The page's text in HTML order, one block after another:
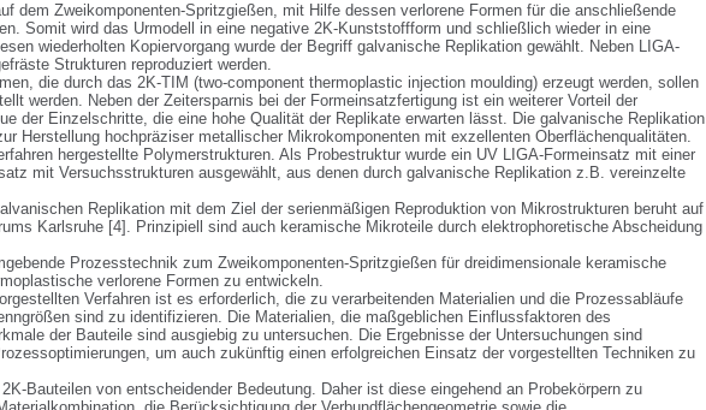
dem Zweikomponenten-Spritzgießen, mit Hilfe dessen verlorene Formen für die anschließende
Somit wird das Urmodell in eine negative 2K-Kunststoffform und schließlich wieder in eine
wiederholten Kopiervorgang wurde der Begriff galvanische Replikation gewählt. Neben LIGA-
Strukturen reproduziert werden.
die durch das 2K-TIM (two-component thermoplastic injection moulding) erzeugt werden, sollen
werden. Neben der Zeitersparnis bei der Formeinsatzfertigung ist ein weiterer Vorteil der
der Einzelschritte, die eine hohe Qualität der Replikate erwarten lässt. Die galvanische Replikation
Herstellung hochpräziser metallischer Mikrokomponenten mit exzellenten Oberflächenqualitäten.
hergestellte Polymerstrukturen. Als Probestruktur wurde ein UV LIGA-Formeinsatz mit einer
mit Versuchsstrukturen ausgewählt, aus denen durch galvanische Replikation z.B. vereinzelte
Replikation mit dem Ziel der serienmäßigen Reproduktion von Mikrostrukturen beruht auf
Karlsruhe [4]. Prinzipiell sind auch keramische Mikroteile durch elektrophoretische Abscheidung
Prozesstechnik zum Zweikomponenten-Spritzgießen für dreidimensionale keramische
verlorene Formen zu entwickeln.
Verfahren ist es erforderlich, die zu verarbeitenden Materialien und die Prozessabläufe
sind zu identifizieren. Die Materialien, die maßgeblichen Einflussfaktoren des
der Bauteile sind ausgiebig zu untersuchen. Die Ergebnisse der Untersuchungen sind
um auch zukünftig einen erfolgreichen Einsatz der vorgestellten Techniken zu
Bauteilen von entscheidender Bedeutung. Daher ist diese eingehend an Probekörpern zu